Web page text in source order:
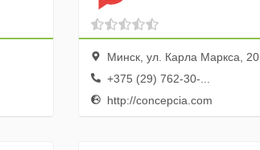
Минск, ул. Карла Маркса, 20
+375 (29) 762-30-...
http://concepcia.com